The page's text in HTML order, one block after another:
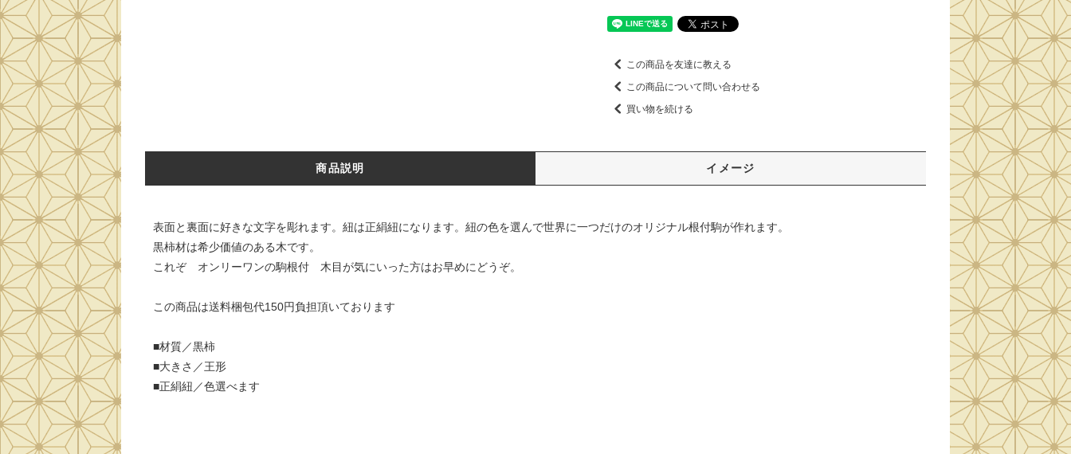
この商品を友達に教える
この商品について問い合わせる
買い物を続ける
商品説明 イメージ
表面と裏面に好きな文字を彫れます。紐は正絹紐になります。紐の色を選んで世界に一つだけのオリジナル根付駒が作れます。
黒柿材は希少価値のある木です。
これぞ オンリーワンの駒根付 木目が気にいった方はお早めにどうぞ。
この商品は送料梱包代150円負担頂いております
■材質／黒柿
■大きさ／王形
■正絹紐／色選べます